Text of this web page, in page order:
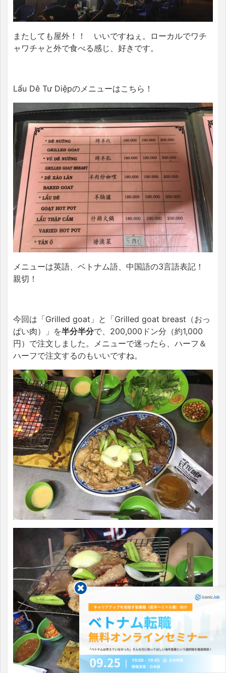
またしても屋外！！ いいですねぇ。ローカルでワチ
ャワチャと外で食べる感じ、好きです。
Lẩu Dê Tư Diệpのメニューはこちら！
メニューは英語、ベトナム語、中国語の3言語表記！
親切！
今回は「Grilled goat」と「Grilled goat breast（おっ
ぱい肉）」を半分半分で、200,000ドン分（約1,000
円）で注文しました。メニューで迷ったら、ハーフ＆
ハーフで注文するのもいいですね。